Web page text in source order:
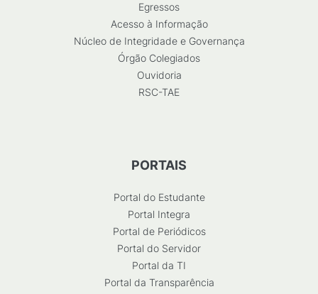
Egressos
Acesso à Informação
Núcleo de Integridade e Governança
Órgão Colegiados
Ouvidoria
RSC-TAE
PORTAIS
Portal do Estudante
Portal Integra
Portal de Periódicos
Portal do Servidor
Portal da TI
Portal da Transparência